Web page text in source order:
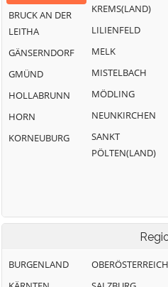
BRUCK AN DER
LEITHA
GÄNSERNDORF
GMÜND
HOLLABRUNN
HORN
KORNEUBURG
KREMS(LAND)
LILIENFELD
MELK
MISTELBACH
MÖDLING
NEUNKIRCHEN
SANKT
PÖLTEN(LAND)
BURGENLAND
OBERÖSTERREICH